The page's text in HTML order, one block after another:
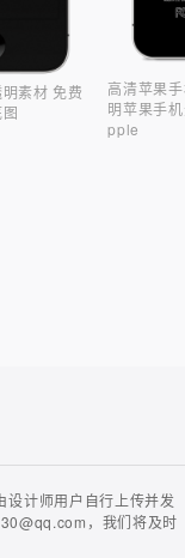
素材 免费
高清苹果
明苹果手
pple
设计师用户自行上传并发
，我们将及时